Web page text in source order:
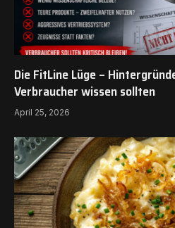
Die FitLine Lüge –
Verbraucher wissen sollten
April 25, 2026